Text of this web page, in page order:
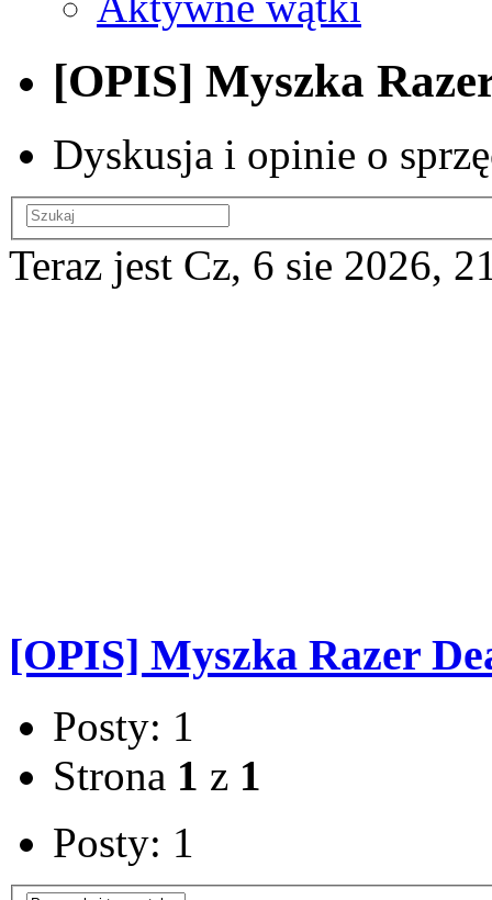
[OPIS] Myszka
Dyskusja i opinie o
Teraz jest Cz, 6 sie 2026,
[OPIS] Myszka Razer
Posty: 1
Strona 1 z 1
Posty: 1